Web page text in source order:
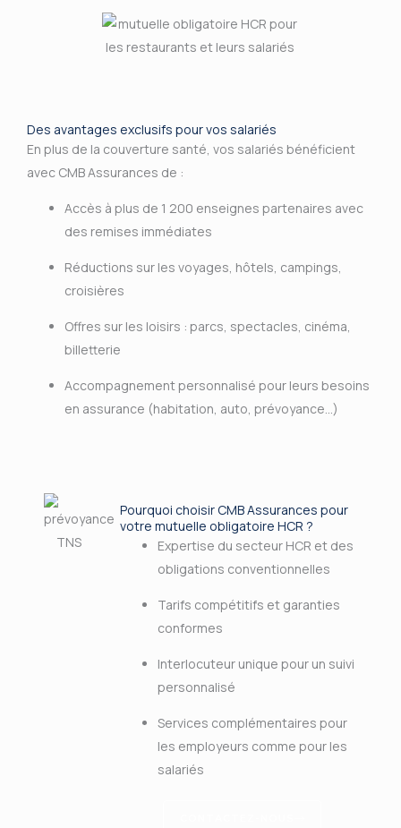
Des avantages exclusifs pour vos salariés
En plus de la couverture santé, vos salariés bénéficient
avec CMB Assurances de :
Accès à plus de 1 200 enseignes partenaires avec
des remises immédiates
Réductions sur les voyages, hôtels, campings,
croisières
Offres sur les loisirs : parcs, spectacles, cinéma,
billetterie
Accompagnement personnalisé pour leurs besoins
en assurance (habitation, auto, prévoyance…)
Pourquoi choisir CMB Assurances pour
votre mutuelle obligatoire HCR ?
Expertise du secteur HCR et des
obligations conventionnelles
Tarifs compétitifs et garanties
conformes
Interlocuteur unique pour un suivi
personnalisé
Services complémentaires pour
les employeurs comme pour les
salariés